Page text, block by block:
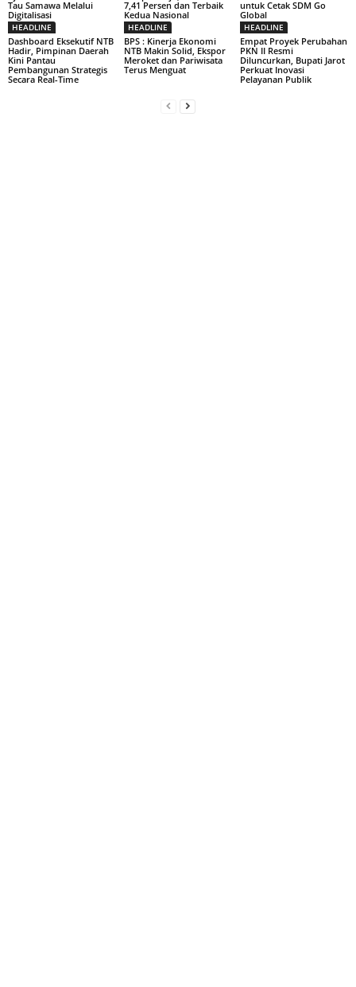
Tau Samawa Melalui
Digitalisasi
7,41 Persen dan Terbaik
Kedua Nasional
untuk Cetak SDM Go
Global
HEADLINE
Dashboard Eksekutif NTB
Hadir, Pimpinan Daerah
Kini Pantau
Pembangunan Strategis
Secara Real-Time
HEADLINE
BPS : Kinerja Ekonomi
NTB Makin Solid, Ekspor
Meroket dan Pariwisata
Terus Menguat
HEADLINE
Empat Proyek Perubahan
PKN II Resmi
Diluncurkan, Bupati Jarot
Perkuat Inovasi
Pelayanan Publik